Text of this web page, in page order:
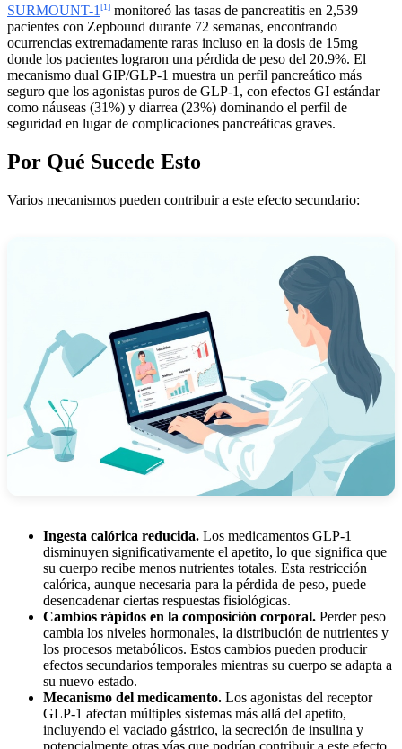
SURMOUNT-1 [1] monitoreó las tasas de pancreatitis en 2,539
pacientes con Zepbound durante 72 semanas, encontrando
ocurrencias extremadamente raras incluso en la dosis de 15mg
donde los pacientes lograron una pérdida de peso del 20.9%. El
mecanismo dual GIP/GLP-1 muestra un perfil pancreático más
seguro que los agonistas puros de GLP-1, con efectos GI estándar
como náuseas (31%) y diarrea (23%) dominando el perfil de
seguridad en lugar de complicaciones pancreáticas graves.
Por Qué Sucede Esto
Varios mecanismos pueden contribuir a este efecto secundario:
Ingesta calórica reducida. Los medicamentos GLP-1
disminuyen significativamente el apetito, lo que significa que
su cuerpo recibe menos nutrientes totales. Esta restricción
calórica, aunque necesaria para la pérdida de peso, puede
desencadenar ciertas respuestas fisiológicas.
Cambios rápidos en la composición corporal. Perder peso
cambia los niveles hormonales, la distribución de nutrientes y
los procesos metabólicos. Estos cambios pueden producir
efectos secundarios temporales mientras su cuerpo se adapta a
su nuevo estado.
Mecanismo del medicamento. Los agonistas del receptor
GLP-1 afectan múltiples sistemas más allá del apetito,
incluyendo el vaciado gástrico, la secreción de insulina y
potencialmente otras vías que podrían contribuir a este efecto.